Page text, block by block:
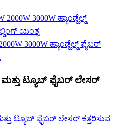
3000W ಹ್ಯಾಂಡ್ಹೆಲ್ಡ್ ಫೈಬರ್
ಟ್ಯೂಬ್ ಫೈಬರ್ ಲೇಸರ್